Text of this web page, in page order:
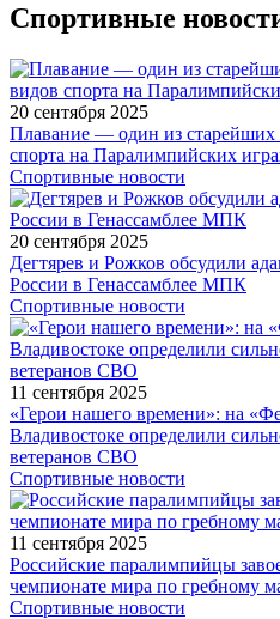
Спортивные
20 сентября 2025
Плавание — один из старейших
спорта на Паралимпийских
Спортивные новости
20 сентября 2025
Дегтярев и Рожков обсудили
России в Генассамблее МПК
Спортивные новости
11 сентября 2025
«Герои нашего времени»: на
Владивостоке определили
ветеранов СВО
Спортивные новости
11 сентября 2025
Российские паралимпийцы
чемпионате мира по гребному
Спортивные новости